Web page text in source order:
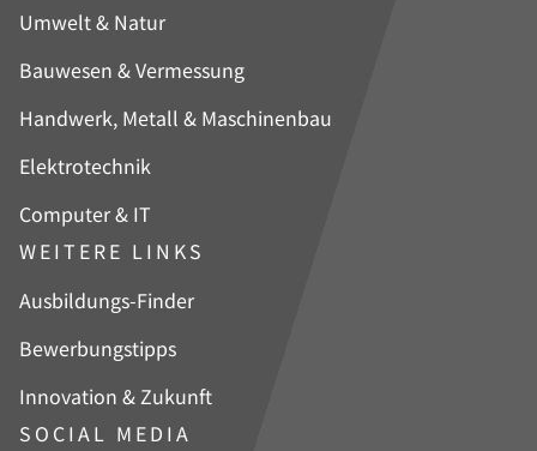
Navigation
Umwelt & Natur
Bauwesen & Vermessung
Handwerk, Metall & Maschinenbau
Elektrotechnik
Computer & IT
WEITERE LINKS
Navigation
Ausbildungs-Finder
Bewerbungstipps
Innovation & Zukunft
SOCIAL MEDIA